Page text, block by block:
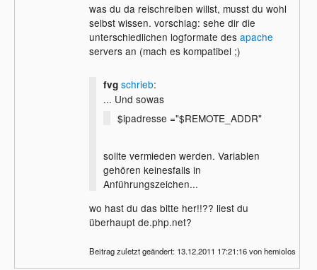
} else {
  $content = array('leider nicht möglich!');
}
foreach($content as $row) {
was du da reischreiben willst, musst du wohl
selbst wissen. vorschlag: sehe dir die
unterschiedlichen logformate des apache
servers an (mach es kompatibel ;)
fvg schrieb:
... Und sowas
$ipadresse ="$REMOTE_ADDR"
sollte vermieden werden. Variablen
gehören keinesfalls in
Anführungszeichen...
wo hast du das bitte her!!?? liest du
überhaupt de.php.net?
Beitrag zuletzt geändert: 13.12.2011 17:21:16 von hemiolos